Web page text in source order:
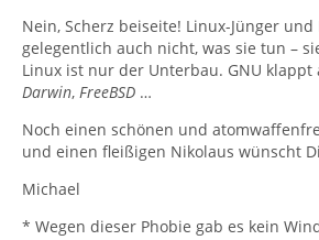
Nein, Scherz beiseite! Linux-Jünger
gelegentlich auch nicht, was sie tun –
Linux ist nur der Unterbau. GNU
Darwin, FreeBSD …
Noch einen schönen und
und einen fleißigen Nikolaus wünscht
Michael
* Wegen dieser Phobie gab es kein